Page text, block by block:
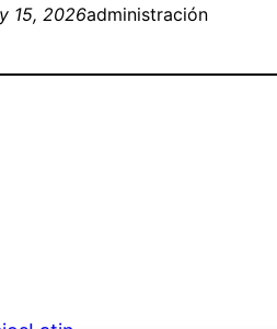
15, 2026administración